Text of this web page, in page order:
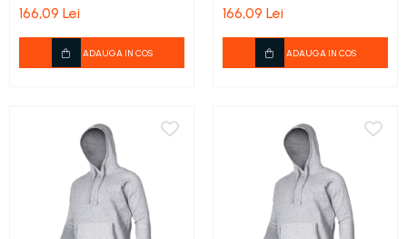
166,09 Lei
ADAUGA IN COS
166,09 Lei
ADAUGA IN COS